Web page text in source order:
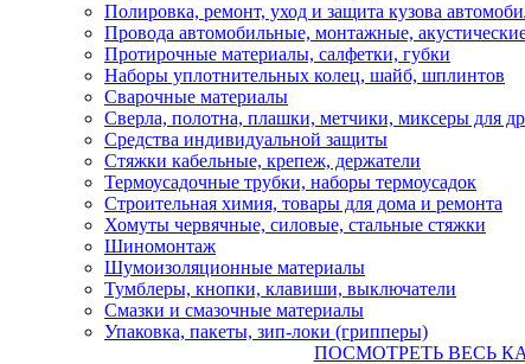
Полировка, ремонт, уход и защита кузова
Провода автомобильные, монтажные,
Протирочные материалы, салфетки, губки
Наборы уплотнительных колец, шайб, шплинтов
Сварочные материалы
Сверла, полотна, плашки, метчики, миксеры для
Средства индивидуальной защиты
Стяжки кабельные, крепеж, держатели
Термоусадочные трубки, наборы термоусадок
Строительная химия, товары для дома и ремонта
Хомуты червячные, силовые, стальные стяжки
Шиномонтаж
Шумоизоляционные материалы
Тумблеры, кнопки, клавиши, выключатели
Смазки и смазочные материалы
Упаковка, пакеты, зип-локи (грипперы)
ПОСМОТРЕТЬ ВЕСЬ